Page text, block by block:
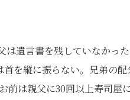
は遺言書を残していなか
を縦に振らない。兄弟の
前は親父に30回以上寿司